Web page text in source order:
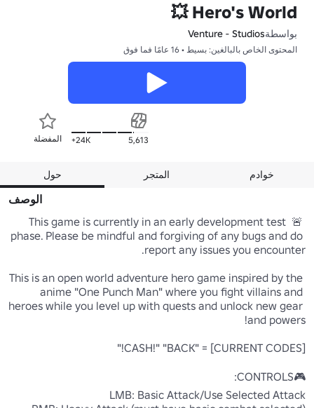
Hero's World 💥
بواسطةVenture - Studios
المحتوى الخاص بالبالغين: بسيط • 16 عامًا فما فوق
المفضلة 24K+ 5,613
حول المتجر خوادم
الوصف
🚨 This game is currently in an early development test
phase. Please be mindful and forgiving of any bugs and do
This is an open world adventure hero game inspired by the
anime "One Punch Man" where you fight villains and
heroes while you level up with quests and unlock new gear